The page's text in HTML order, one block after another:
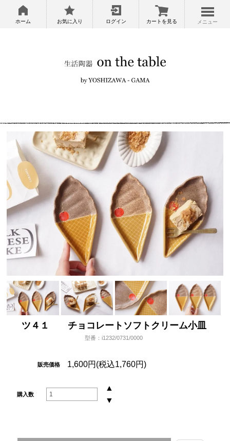
ホーム お気に入り ログイン カートを見る メニュー
ツ４１ チョコレートソフトクリーム小皿
型番：i1232/0731/0000
販売価格 1,600円(税込1,760円)
購入数
▲
▼